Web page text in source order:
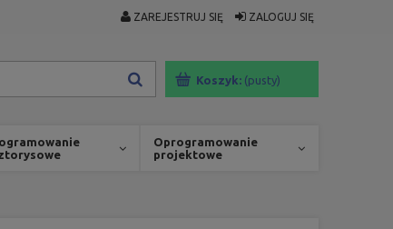
ZAREJESTRUJ SIĘ ZALOGUJ SIĘ
Koszyk: (pusty)
Oprogramowanie
projektowe